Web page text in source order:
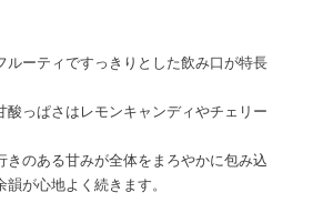
ルーティですっきりとした飲み口が特長
酸っぱさはレモンキャンディやチェリー
きのある甘みが全体をまろやかに包み込
が心地よく続きます。